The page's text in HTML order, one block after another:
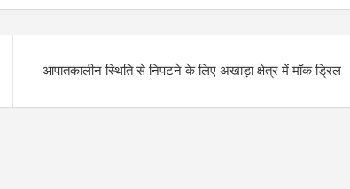
आपातकालीन स्थिति से निपटने के लिए अखाड़ा क्षेत्र में मॉक ड्रिल